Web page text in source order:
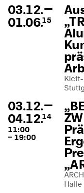
03.12.—
01.06.15
03.12.—
04.12.14
11:00
– 19:00
Halle